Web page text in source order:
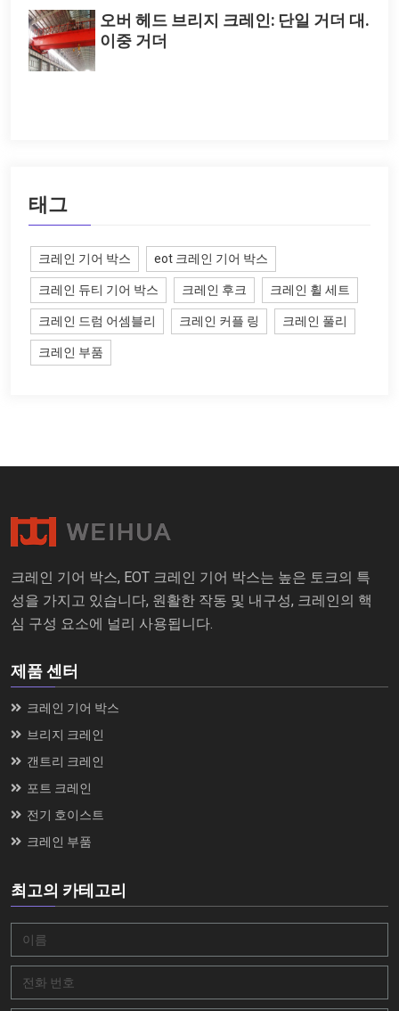
오버 헤드 브리지 크레인: 단일 거더 대.
이중 거더
태그
크레인 기어 박스 eot 크레인 기어 박스
크레인 듀티 기어 박스 크레인 후크 크레인 휠 세트
크레인 드럼 어셈블리 크레인 커플 링 크레인 풀리
크레인 부품
크레인 기어 박스, EOT 크레인 기어 박스는 높은 토크의 특
성을 가지고 있습니다, 원활한 작동 및 내구성, 크레인의 핵
심 구성 요소에 널리 사용됩니다.
제품 센터
크레인 기어 박스
브리지 크레인
갠트리 크레인
포트 크레인
전기 호이스트
크레인 부품
최고의 카테고리